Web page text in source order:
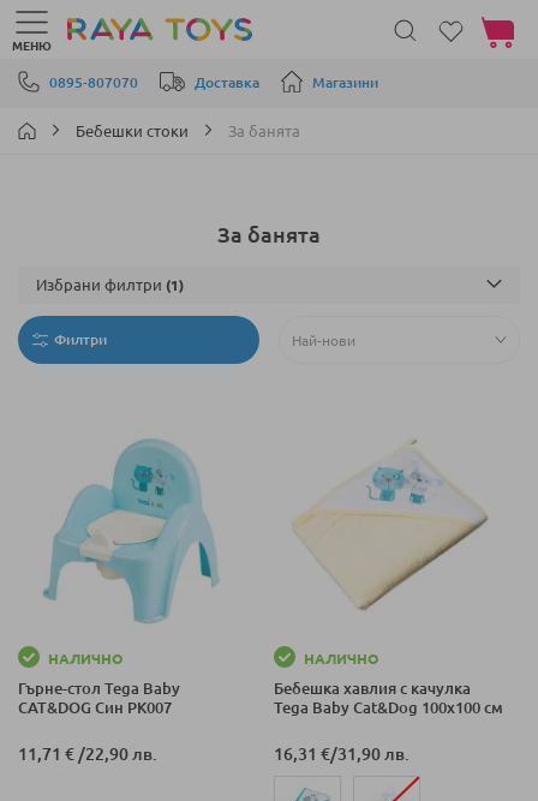
Прескачане към съдържанието
0895-807070 Доставка Магазини
МЕНЮ
Моята
Бебешки стоки За банята
За банята
Филтри
НАЛИЧНО
Гърне-стол Tega Baby
CAT&DOG Син PK007
11,71 € /22,90 лв.
НАЛИЧНО
Бебешка хавлия с качулка
Tega Baby Cat&Dog 100x100 см
16,31 €/31,90 лв.
Избрани филтри